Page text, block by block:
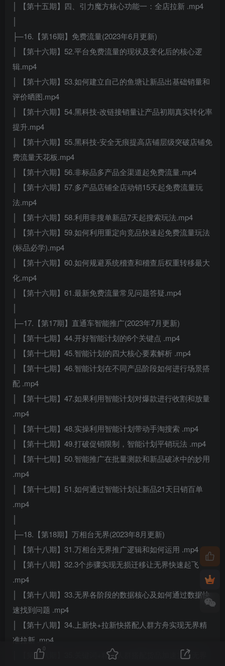
│ 【第十五期】四、引力魔方核心功能一：全店拉新 .mp4
├─16.【第16期】免费流量(2023年6月更新)
│ 【第十六期】52.平台免费流量的现状及变化后的核心逻
辑.mp4
│ 【第十六期】53.如何建立自己的鱼塘让新品出基础销量和
评价晒图.mp4
│ 【第十六期】54.黑科技-改链接销量让产品初期真实转化率
提升.mp4
│ 【第十六期】55.黑科技-安全无痕提高店铺层级突破店铺免
费流量天花板.mp4
│ 【第十六期】56.非标品多产品全渠道起免费流量.mp4
│ 【第十六期】57.多产品店铺全店动销15天起免费流量玩
法.mp4
│ 【第十六期】58.利用非搜单新品7天起搜索玩法.mp4
│ 【第十六期】59.如何利用重定向竞品快速起免费流量玩法
(标品必学).mp4
│ 【第十六期】60.如何规避系统稽查和稽查后权重转移最大
化.mp4
│ 【第十六期】61.最新免费流量常见问题答疑.mp4
├─17.【第17期】直通车智能推广(2023年7月更新)
│ 【第十七期】44.开好智能计划的6个关键点 .mp4
│ 【第十七期】45.智能计划的四大核心要素解析 .mp4
│ 【第十七期】46.智能计划在不同产品阶段如何进行场景搭
配 .mp4
│ 【第十七期】47.如果利用智能计划对爆款进行收割和放量
.mp4
│ 【第十七期】48.实操利用智能计划带动手淘搜索 .mp4
│ 【第十七期】49.打破促销限制，智能计划平销玩法 .mp4
│ 【第十七期】50.智能推广在批量测款和新品破冰中的妙用
.mp4
│ 【第十七期】51.如何通过智能计划让新品21天日销百单
.mp4
├─18.【第18期】万相台无界(2023年8月更新)
│ 【第十八期】31.万相台无界推广逻辑和如何运用 .mp4
│ 【第十八期】32.3个步骤实现无损迁移让无界快速起飞
.mp4
│ 【第十八期】33.无界各阶段的数据核心及如何通过数据快
速找到问题 .mp4
│ 【第十八期】34.上新快+拉新快搭配人群方舟实现无界精
准拉新 .mp4
│ 【第十八期】35.关键词+精准人群搭配货品加速实现无界
0